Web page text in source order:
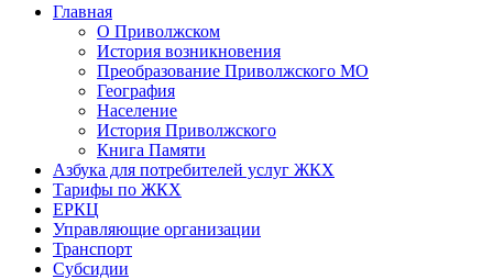
Главная
О Приволжском
История возникновения
Преобразование Приволжского МО
География
Население
История Приволжского
Книга Памяти
Азбука для потребителей услуг ЖКХ
Тарифы по ЖКХ
ЕРКЦ
Управляющие организации
Транспорт
Субсидии